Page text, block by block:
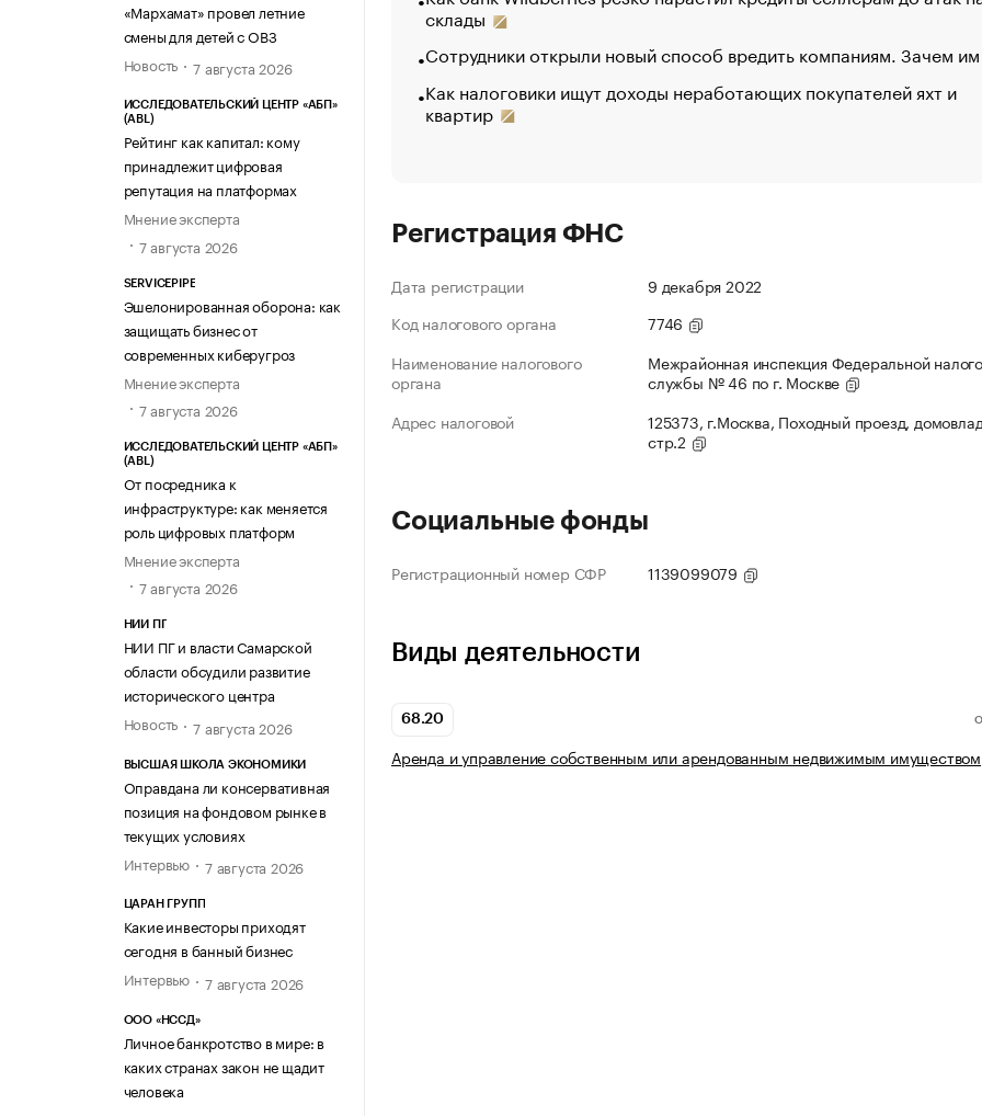
«Мархамат» провел летние
смены для детей с ОВЗ
Новость
7 августа 2026
ИССЛЕДОВАТЕЛЬСКИЙ ЦЕНТР «АБП»
(ABL)
Рейтинг как капитал: кому
принадлежит цифровая
репутация на платформах
Мнение эксперта
7 августа 2026
SERVICEPIPE
Эшелонированная оборона: как
защищать бизнес от
современных киберугроз
Мнение эксперта
7 августа 2026
ИССЛЕДОВАТЕЛЬСКИЙ ЦЕНТР «АБП»
(ABL)
От посредника к
инфраструктуре: как меняется
роль цифровых платформ
Мнение эксперта
7 августа 2026
НИИ ПГ
НИИ ПГ и власти Самарской
области обсудили развитие
исторического центра
Новость
7 августа 2026
ВЫСШАЯ ШКОЛА ЭКОНОМИКИ
Оправдана ли консервативная
позиция на фондовом рынке в
текущих условиях
Интервью
7 августа 2026
ЦАРАН ГРУПП
Какие инвесторы приходят
сегодня в банный бизнес
Интервью
7 августа 2026
ООО «НССД»
Личное банкротство в мире: в
каких странах закон не щадит
человека
склады
Сотрудники открыли новый способ вредить компаниям. Зачем
Как налоговики ищут доходы неработающих покупателей яхт и
квартир
Регистрация ФНС
Дата регистрации
9 декабря 2022
Код налогового органа
7746
Наименование налогового
органа
Межрайонная инспекция Федеральной
службы № 46 по г. Москве
Адрес налоговой
125373, г.Москва, Походный проезд,
стр.2
Социальные фонды
Регистрационный номер СФР 1139099079
Виды деятельности
68.20
Аренда и управление собственным или арендованным недвижимым имуществом